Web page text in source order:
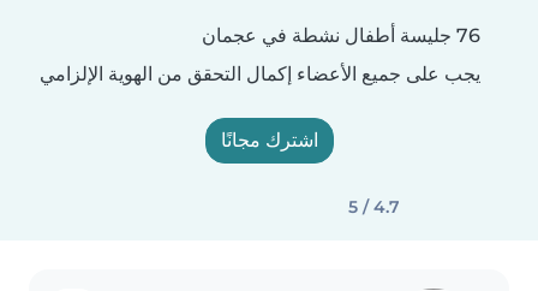
76 جليسة أطفال نشطة في عجمان
يجب على جميع الأعضاء إكمال التحقق من الهوية الإلزامي
اشترك مجانًا
4.7 / 5